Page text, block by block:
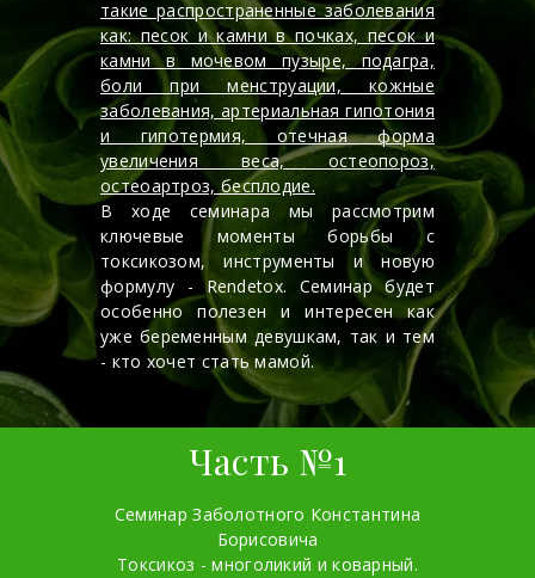
такие распространенные заболевания
как: песок и камни в почках, песок и
камни в мочевом пузыре, подагра,
боли при менструации, кожные
заболевания, артериальная гипотония
и гипотермия, отечная форма
увеличения веса, остеопороз,
остеоартроз, бесплодие.
В ходе семинара мы рассмотрим
ключевые моменты борьбы с
токсикозом, инструменты и новую
формулу - Rendetox. Семинар будет
особенно полезен и интересен как
уже беременным девушкам, так и тем
- кто хочет стать мамой.
Часть №1
Семинар Заболотного Константина
Борисовича
Токсикоз - многоликий и коварный.